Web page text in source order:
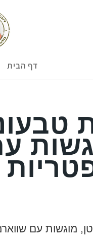
דף הבית
מוגשות עם